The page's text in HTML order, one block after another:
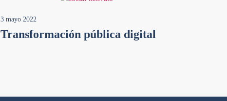
3 mayo 2022
Transformación pública digital